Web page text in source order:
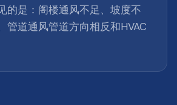
的是：阁楼通风不足、坡度不
管道通风管道方向相反和HVAC